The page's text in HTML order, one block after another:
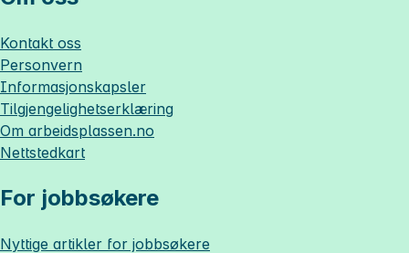
Kontakt oss
Personvern
Informasjonskapsler
Tilgjengelighetserklæring
Om arbeidsplassen.no
Nettstedkart
For jobbsøkere
Nyttige artikler for jobbsøkere